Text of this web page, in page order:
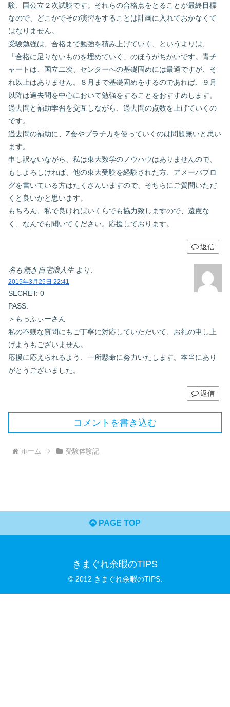
験、国公立２次試験です。それらの合格点をとることが最終目標
なので、どこかでその演習をすることは計画に入れておかなくて
はなりません。
受験勉強は、合格まで勉強を積み上げていく、というよりは、
「合格に足りないものを埋めていく」のほうがちかいです。青チ
ャートは、国立二次、センターへの基礎固めには最適ですが、そ
れ以上はありません。８月まで基礎固めをするのであれば、９月
以降は過去問を中心において勉強をすることをおすすめします。
過去問と補助学習を交互しながら、過去問の点数を上げていくの
です。
過去問の補助に、Z会やプラチカを使っていくのは問題無いと思い
ます。
申し訳ないながら、私は東大数学のノウハウはありませんので、
もしよろしければ、他の東大受験を経験された方、アメーバブロ
グを書いている方はたくさんいますので、そちらにご質問いただ
くと良いかと思います。
もちろん、私で良ければいくらでも協力致しますので、遠慮な
く、なんでも聞いてください。応援しております。
返信
名も無き自宅浪人生 より:
2015年3月25日 22:41
SECRET: 0
PASS:
＞もっふぃーさん
私の不躾な質問にもご丁寧に対応していただいて、お礼の申し上
げようもございません。
応援に応えられるよう、一所懸命に努力いたします。本当にあり
がとうございました。
返信
コメントを書き込む
ホーム 受験体験記
PAGE TOP
きまぐれ余暇のTIPS
© 2012 きまぐれ余暇のTIPS.